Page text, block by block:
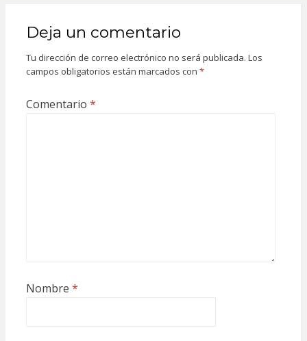
Deja un comentario
Tu dirección de correo electrónico no será publicada. Los
campos obligatorios están marcados con *
Comentario *
Nombre *